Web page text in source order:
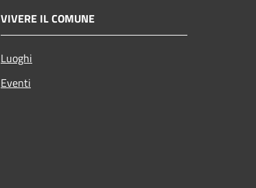
VIVERE IL COMUNE
Luoghi
Eventi